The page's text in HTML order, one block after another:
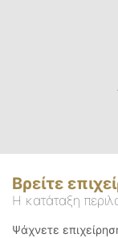
Βρείτε
Η κατάταξη
Ψάχνετε